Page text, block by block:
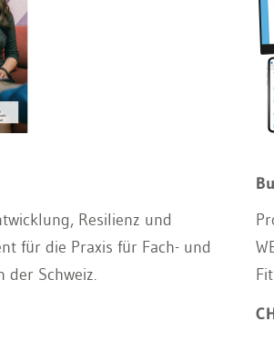
Resilienz und
für die Praxis für Fach- und
der Schweiz.